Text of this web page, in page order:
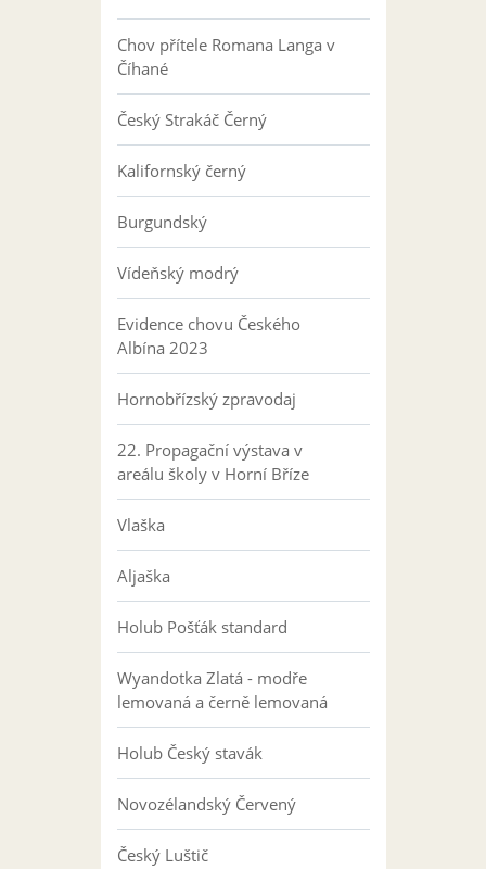
Chov přítele Romana Langa v
Číhané
Český Strakáč Černý
Kalifornský černý
Burgundský
Vídeňský modrý
Evidence chovu Českého
Albína 2023
Hornobřízský zpravodaj
22. Propagační výstava v
areálu školy v Horní Bříze
Vlaška
Aljaška
Holub Pošťák standard
Wyandotka Zlatá - modře
lemovaná a černě lemovaná
Holub Český stavák
Novozélandský Červený
Český Luštič